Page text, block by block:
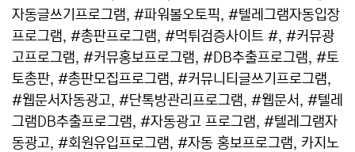
자동글쓰기프로그램, #파워볼오토픽, #텔레그램자동입장
프로그램, #총판프로그램, #먹튀검증사이트 #, #커뮤광
고프로그램, #커뮤홍보프로그램, #DB추출프로그램, #토
토총판, #총판모집프로그램, #커뮤니티글쓰기프로그램,
#웹문서자동광고, #단톡방관리프로그램, #웹문서, #텔레
그램DB추출프로그램, #자동광고 프로그램, #텔레그램자
동광고, #회원유입프로그램, #자동 홍보프로그램, 카지노